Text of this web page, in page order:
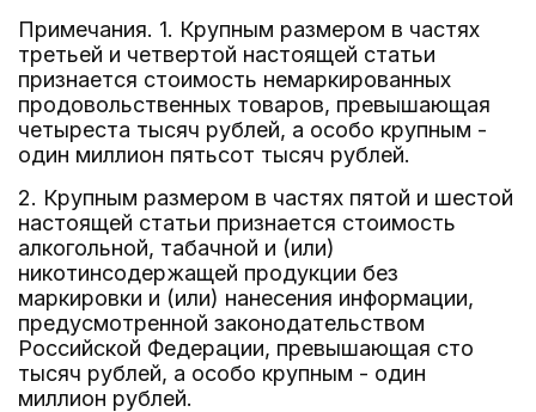
Примечания. 1. Крупным размером в частях
третьей и четвертой настоящей статьи
признается стоимость немаркированных
продовольственных товаров, превышающая
четыреста тысяч рублей, а особо крупным -
один миллион пятьсот тысяч рублей.
2. Крупным размером в частях пятой и шестой
настоящей статьи признается стоимость
алкогольной, табачной и (или)
никотинсодержащей продукции без
маркировки и (или) нанесения информации,
предусмотренной законодательством
Российской Федерации, превышающая сто
тысяч рублей, а особо крупным - один
миллион рублей.